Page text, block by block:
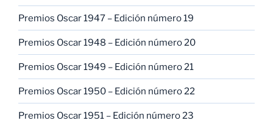
Premios Oscar 1947 – Edición número 19
Premios Oscar 1948 – Edición número 20
Premios Oscar 1949 – Edición número 21
Premios Oscar 1950 – Edición número 22
Premios Oscar 1951 – Edición número 23